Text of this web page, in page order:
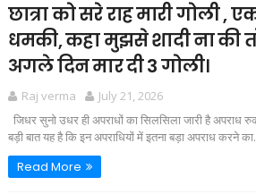
छात्रा को सरे राह मारी गोली ,
धमकी, कहा मुझसे शादी ना की
अगले दिन मार दी 3 गोली।
Raj verma
July 21, 2026
जिधर सुनो उधर ही अपराधों का सिलसिला जारी है
बड़ी बात यह है कि इन अपराधियों में इतना बड़ा अपराध करने
Read More